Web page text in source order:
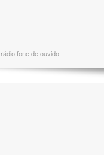
fone de ouvido